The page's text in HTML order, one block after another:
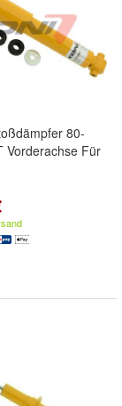
80-
Vorderachse Für